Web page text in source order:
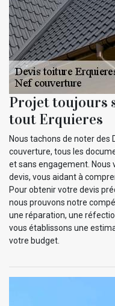
Projet toujours
tout Erquieres
Nous tachons de noter des
couverture, tous les
et sans engagement. Nous
devis, vous aidant à
Pour obtenir votre devis
nous prouvons notre
une réparation, une
vous établissons une
votre budget.